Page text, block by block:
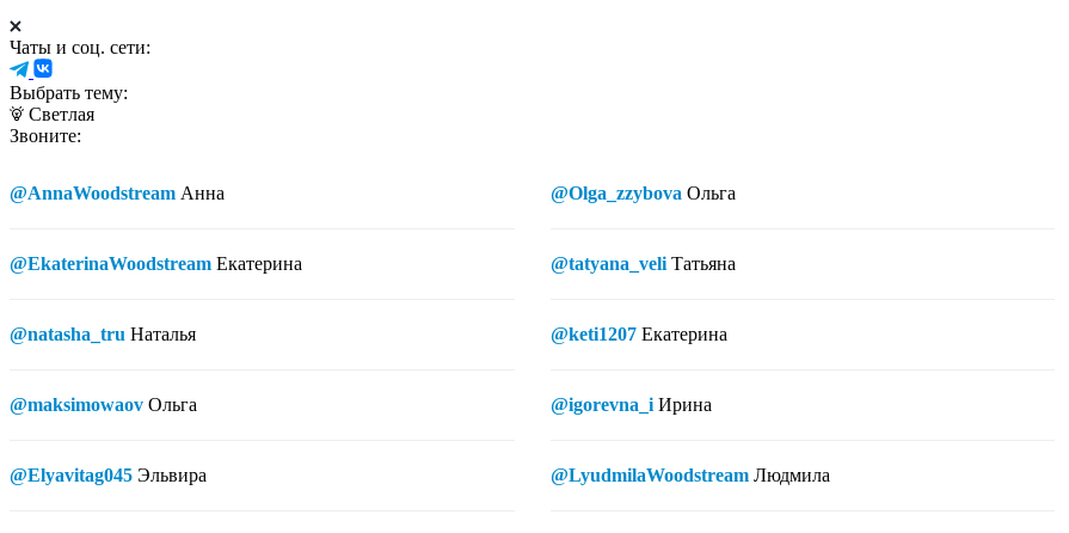
Чаты и соц. сети:
Выбрать тему:
Светлая
Звоните:
@AnnaWoodstream Анна
@EkaterinaWoodstream Екатерина
@natasha_tru Наталья
@maksimowaov Ольга
@Elyavitag045 Эльвира
@Olga_zzybova Ольга
@tatyana_veli Татьяна
@keti1207 Екатерина
@igorevna_i Ирина
@LyudmilaWoodstream Людмила